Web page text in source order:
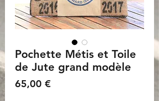
Pochette Métis et Toile
de Jute grand modèle
65,00 €Prix